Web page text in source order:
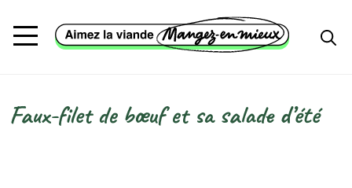
Fil d'Ariane
Faux-filet de bœuf et sa salade d’été